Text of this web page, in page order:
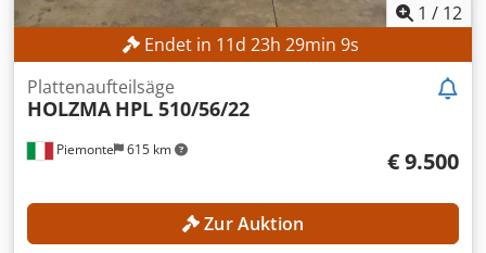
1 / 12
Endet in 11d 23h 29min 6s
Piemonte 615 km
Plattenaufteilsäge
HOLZMA HPL 510/56/22
€ 9.500
Zur Auktion